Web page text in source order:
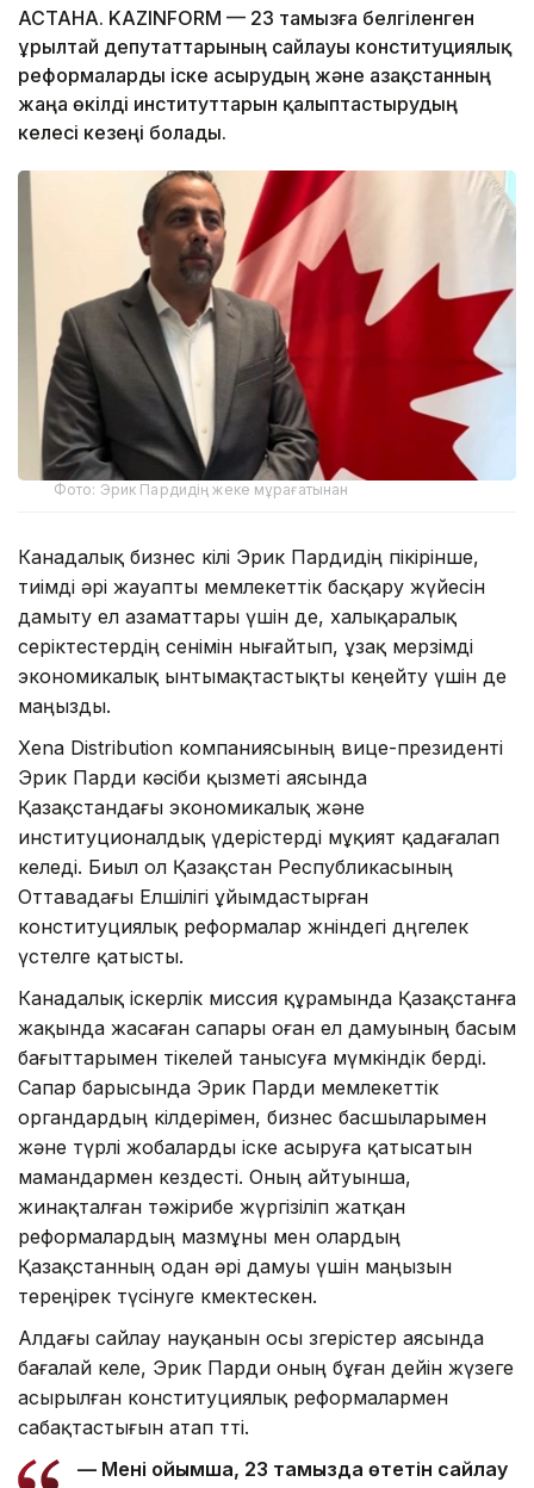
АСТАНА. KAZINFORM — 23 тамызға белгіленген
Құрылтай депутаттарының сайлауы конституциялық
реформаларды іске асырудың және Қазақстанның
жаңа өкілді институттарын қалыптастырудың
келесі кезеңі болады.
Фото: Эрик Пардидің жеке мұрағатынан
Канадалық бизнес өкілі Эрик Пардидің пікірінше,
тиімді әрі жауапты мемлекеттік басқару жүйесін
дамыту ел азаматтары үшін де, халықаралық
серіктестердің сенімін нығайтып, ұзақ мерзімді
экономикалық ынтымақтастықты кеңейту үшін де
маңызды.
Xena Distribution компаниясының вице-президенті
Эрик Парди кәсіби қызметі аясында
Қазақстандағы экономикалық және
институционалдық үдерістерді мұқият қадағалап
келеді. Биыл ол Қазақстан Республикасының
Оттавадағы Елшілігі ұйымдастырған
конституциялық реформалар жөніндегі дөңгелек
үстелге қатысты.
Канадалық іскерлік миссия құрамында Қазақстанға
жақында жасаған сапары оған ел дамуының басым
бағыттарымен тікелей танысуға мүмкіндік берді.
Сапар барысында Эрик Парди мемлекеттік
органдардың өкілдерімен, бизнес басшыларымен
және түрлі жобаларды іске асыруға қатысатын
мамандармен кездесті. Оның айтуынша,
жинақталған тәжірибе жүргізіліп жатқан
реформалардың мазмұны мен олардың
Қазақстанның одан әрі дамуы үшін маңызын
тереңірек түсінуге көмектескен.
Алдағы сайлау науқанын осы өзгерістер аясында
бағалай келе, Эрик Парди оның бұған дейін жүзеге
асырылған конституциялық реформалармен
сабақтастығын атап өтті.
— Менің ойымша, 23 тамызда өтетін сайлау